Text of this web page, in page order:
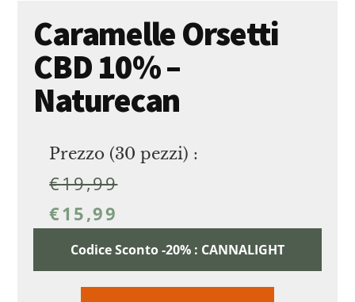
Caramelle Orsetti
CBD 10% –
Naturecan
Prezzo (30 pezzi) :
€19,99
€15,99
Codice Sconto -20% : CANNALIGHT